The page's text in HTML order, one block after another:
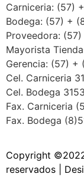
Carniceria: (57)
Bodega: (57) +
Proveedora:
Mayorista
Gerencia: (57) +
Cel. Carniceria
Cel. Bodega
Fax. Carniceria
Fax. Bodega
Copyright
reservados |